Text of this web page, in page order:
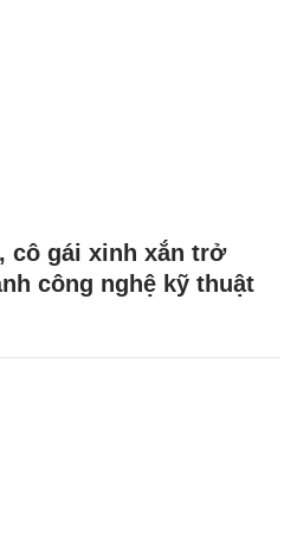
cô gái xinh xắn trở
công nghệ kỹ thuật